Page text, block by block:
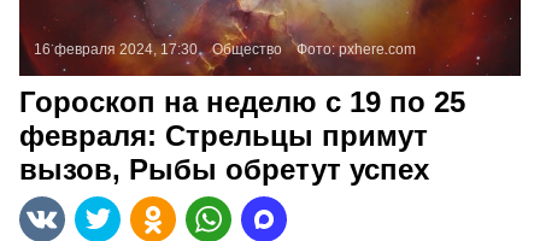
16 февраля 2024, 17:30 Общество Фото:pxhere.com
Гороскоп на неделю с 19 по 25
февраля: Стрельцы примут
вызов, Рыбы обретут успех